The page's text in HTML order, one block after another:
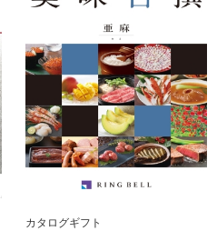
カタログギフト